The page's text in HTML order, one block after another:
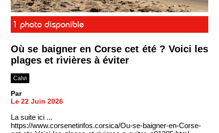
1 photo disponible
Où se baigner en Corse cet été ? Voici les
plages et rivières à éviter
Calvi
Par
Le 22 Juin 2026
La suite ici ...
https://www.corsenetinfos.corsica/Ou-se-baigner-en-Corse-